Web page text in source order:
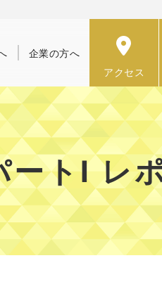
企業の方へ
アクセス
トI レ